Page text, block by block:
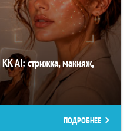
KK AI: стрижка, макияж,
ПОДРОБНЕЕ